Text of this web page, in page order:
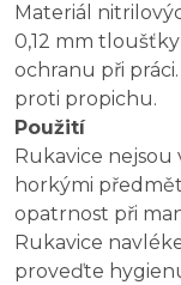
Materiál
0,12 mm
ochranu při
proti propichu.
Použití
Rukavice
horkými
opatrnost při
Rukavice
proveďte